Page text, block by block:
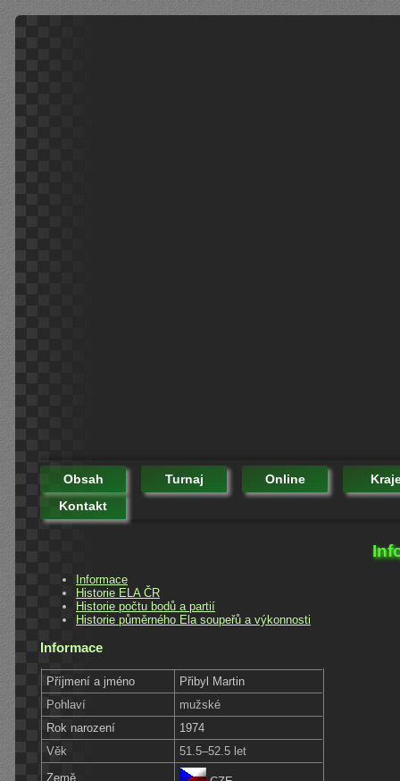
Obsah Turnaj Online
Kontakt
Informace
Historie ELA ČR
Historie počtu bodů a partií
Historie půměrného Ela soupeřů a výkonnosti
Informace
Příjmení a jméno
Přibyl Martin
Pohlaví
mužské
Rok narození
1974
Věk
51.5–52.5 let
Země